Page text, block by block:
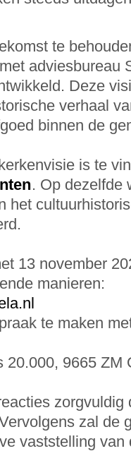
te
adviesbureau
Deze
verhaal
binnen de
is te
. Op dezelfde
het
13 november
manieren:
te maken
20.000, 9665 ZM
zorgvuldig
zal de
vaststelling van